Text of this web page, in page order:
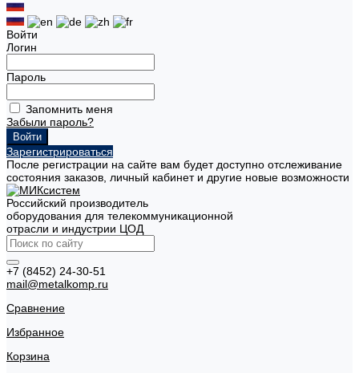
Войти
Логин
Пароль
Запомнить меня
Забыли пароль?
Зарегистрироваться
После регистрации на сайте вам будет доступно отслеживание
состояния заказов, личный кабинет и другие новые возможности
Российский производитель
оборудования для телекоммуникационной
отрасли и индустрии ЦОД
+7 (8452) 24-30-51
mail@metalkomp.ru
Сравнение
Избранное
Корзина